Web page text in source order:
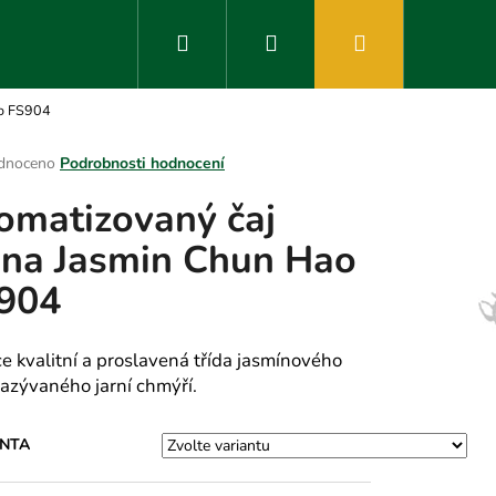
Hledat Přihlášení
FS904
Podrobnosti hodnocení
čaj
Jasmin Chun Hao
kvalitní a proslavená třída jasmínového
jarní chmýří.